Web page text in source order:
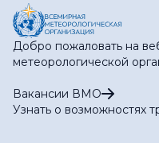
Добро пожаловать на
метеорологической
Вакансии ВМО
Узнать о возможностях